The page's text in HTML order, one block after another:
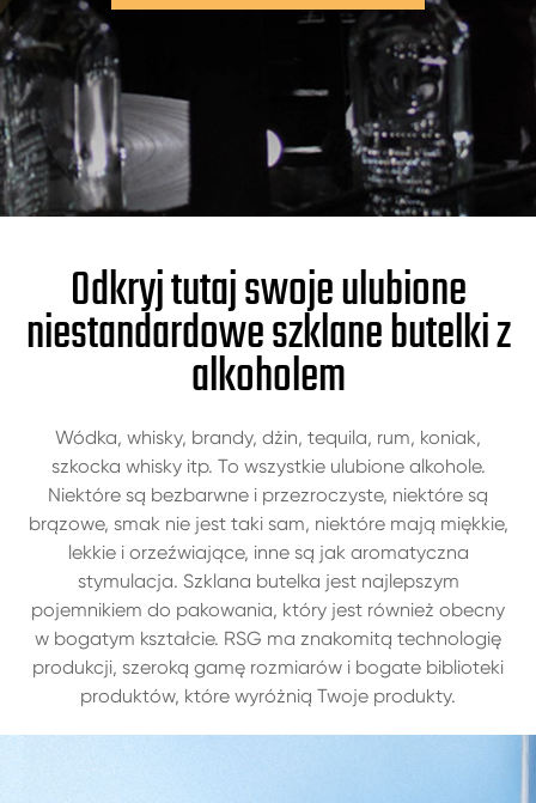
Odkryj tutaj swoje ulubione
niestandardowe szklane butelki z
alkoholem
Wódka, whisky, brandy, dżin, tequila, rum, koniak,
szkocka whisky itp. To wszystkie ulubione alkohole.
Niektóre są bezbarwne i przezroczyste, niektóre są
brązowe, smak nie jest taki sam, niektóre mają miękkie,
lekkie i orzeźwiające, inne są jak aromatyczna
stymulacja. Szklana butelka jest najlepszym
pojemnikiem do pakowania, który jest również obecny
w bogatym kształcie. RSG ma znakomitą technologię
produkcji, szeroką gamę rozmiarów i bogate biblioteki
produktów, które wyróżnią Twoje produkty.